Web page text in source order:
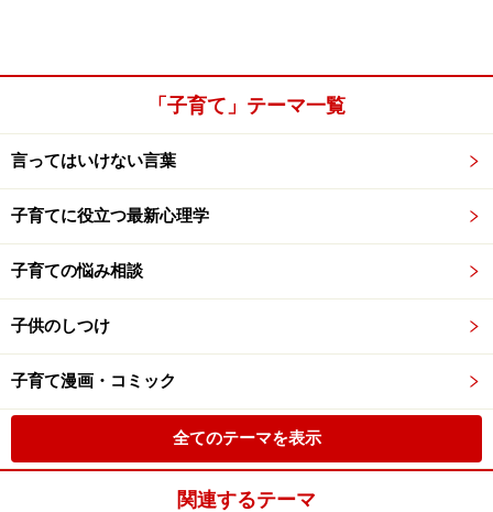
「子育て」テーマ一覧
言ってはいけない言葉
子育てに役立つ最新心理学
子育ての悩み相談
子供のしつけ
子育て漫画・コミック
全てのテーマを表示
関連するテーマ